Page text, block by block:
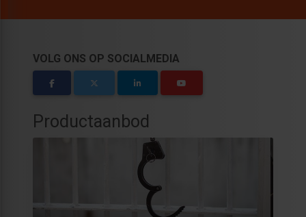
VOLG ONS OP SOCIALMEDIA
Productaanbod